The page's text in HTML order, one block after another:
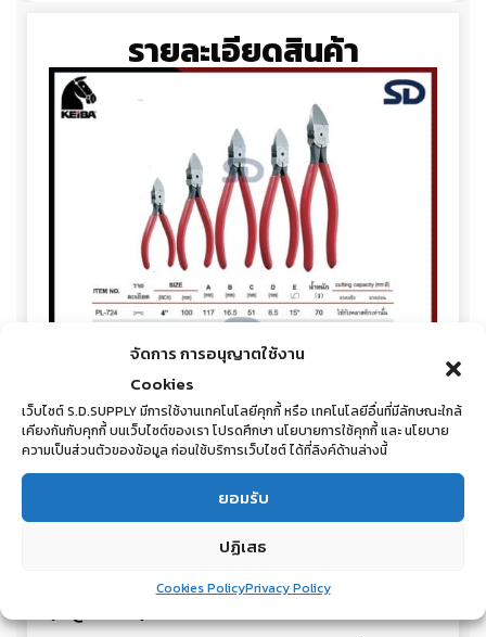
จัดการ การอนุญาตใช้งาน
Cookies
เว็บไซต์ S.D.SUPPLY มีการใช้งานเทคโนโลยีคุกกี้ หรือ เทคโนโลยีอื่นที่มีลักษณะใกล้
เคียงกันกับคุกกี้ บนเว็บไซต์ของเรา โปรดศึกษา นโยบายการใช้คุกกี้ และ นโยบาย
ความเป็นส่วนตัวของข้อมูล ก่อนใช้บริการเว็บไซต์ ได้ที่ลิงค์ด้านล่างนี้
ยอมรับ
ปฏิเสธ
Cookies PolicyPrivacy Policy
รายละเอียดสินค้า
: สนใจสั่งซื้อ, ขอรายละเอียดสินค้า, สอบถามราคา
หรือขอใบเสนอราคา ได้ทาง Line: @s.d.supply
(มี @นำหน้า)